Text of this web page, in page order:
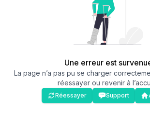
Une erreur est
La page n’a pas pu se charger
réessayer ou revenir à
Réessayer Support